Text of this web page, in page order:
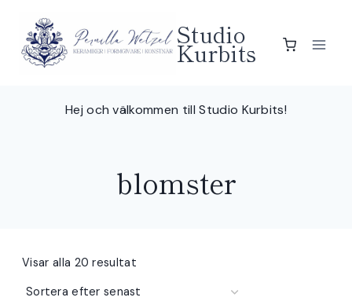
content
Studio
Kurbits
Hej och välkommen till Studio Kurbits!
blomster
Visar alla 20 resultat
efter